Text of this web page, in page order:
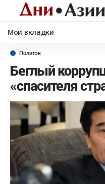
Мои вкладки
Политэк
Беглый
«спасителя